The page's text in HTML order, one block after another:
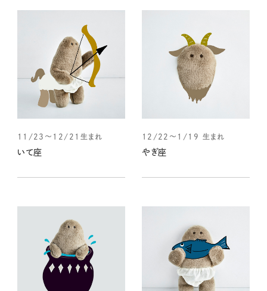
11/23～12/21生まれ
いて座
12/22～1/19 生まれ
やぎ座